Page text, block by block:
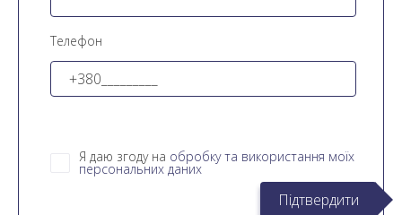
Телефон
Я даю згоду на обробку та використання моїх
персональних даних
Підтвердити